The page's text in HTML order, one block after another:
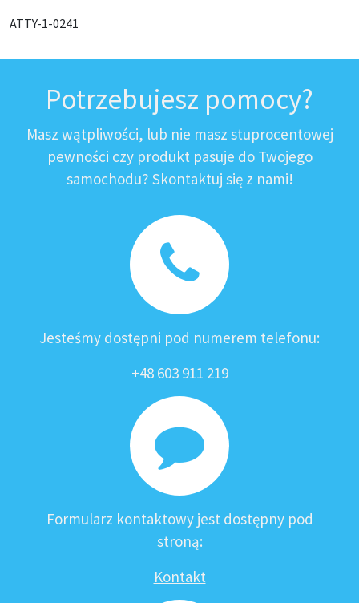
ATTY-1-0241
Potrzebujesz pomocy?
Masz wątpliwości, lub nie masz stuprocentowej
pewności czy produkt pasuje do Twojego
samochodu? Skontaktuj się z nami!
Jesteśmy dostępni pod numerem telefonu:
+48 603 911 219
Formularz kontaktowy jest dostępny pod
stroną:
Kontakt